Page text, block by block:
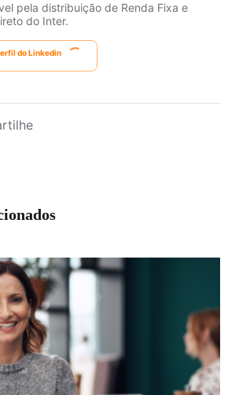
pela distribuição de Renda Fixa e
do Inter.
do Linkedin